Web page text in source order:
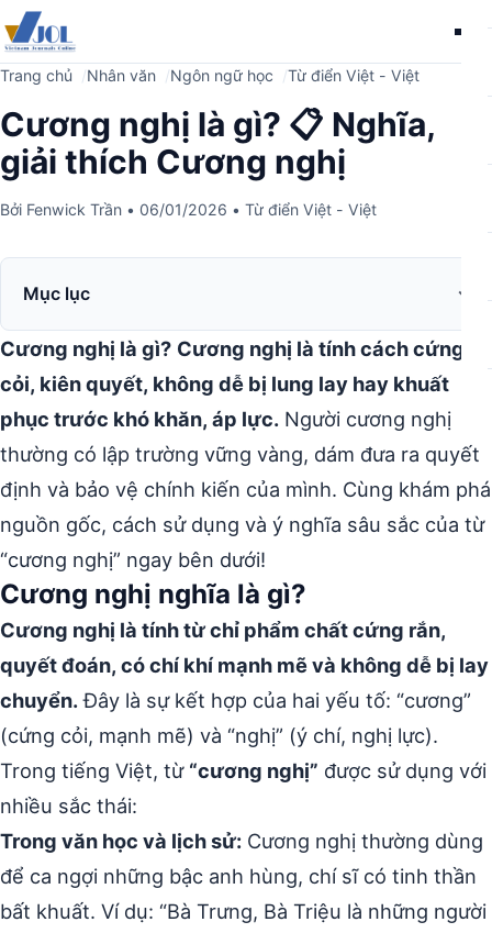
Trang chủ Nhân văn Ngôn ngữ học Từ điển Việt - Việt
Cương nghị là gì? 📋 Nghĩa,
giải thích Cương nghị
Bởi Fenwick Trần • 06/01/2026 • Từ điển Việt - Việt
Mục lục
Cương nghị là gì? Cương nghị là tính cách cứng
cỏi, kiên quyết, không dễ bị lung lay hay khuất
phục trước khó khăn, áp lực. Người cương nghị
thường có lập trường vững vàng, dám đưa ra quyết
định và bảo vệ chính kiến của mình. Cùng khám phá
nguồn gốc, cách sử dụng và ý nghĩa sâu sắc của từ
“cương nghị” ngay bên dưới!
Cương nghị nghĩa là gì?
Cương nghị là tính từ chỉ phẩm chất cứng rắn,
quyết đoán, có chí khí mạnh mẽ và không dễ bị lay
chuyển.Đây là sự kết hợp của hai yếu tố: “cương”
(cứng cỏi, mạnh mẽ) và “nghị” (ý chí, nghị lực).
Trong tiếng Việt, từ “cương nghị” được sử dụng với
nhiều sắc thái:
Trong văn học và lịch sử: Cương nghị thường dùng
để ca ngợi những bậc anh hùng, chí sĩ có tinh thần
bất khuất. Ví dụ: “Bà Trưng, Bà Triệu là những người